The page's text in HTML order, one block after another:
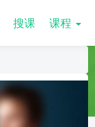
搜课 课程